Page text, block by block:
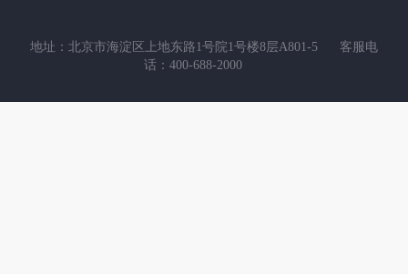
地址：北京市海淀区上地东路1号院1号楼8层A801-5
客服电
话：400-688-2000